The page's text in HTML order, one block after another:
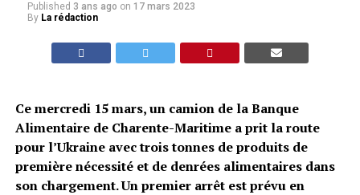
Published 3 ans ago on 17 mars 2023
By La rédaction
Ce mercredi 15 mars, un camion de la Banque
Alimentaire de Charente-Maritime a prit la route
pour l’Ukraine avec trois tonnes de produits de
première nécessité et de denrées alimentaires dans
son chargement. Un premier arrêt est prévu en